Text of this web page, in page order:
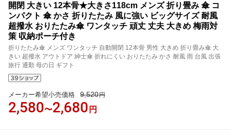
開閉 大きい 12本骨★大きさ118cm メンズ 折り畳み 傘 コ
ンパクト 傘 かさ 折りたたみ 風に強い ビッグサイズ 耐風
超撥水 おりたたみ傘 ワンタッチ 頑丈 丈夫 大きめ 梅雨対
策 収納ポーチ付き
折りたたみ傘 メンズ ワンタッチ 自動開閉 12本骨 男性 大きめ 折り畳み傘 大
きい 超撥水 アウトドア 紳士傘 折れにくい おりたたみ かさ 耐風 雨 台風 出張
旅行 通勤 母の日 ギフト
メーカー希望小売価格 9,520円
2,580〜2,680 円